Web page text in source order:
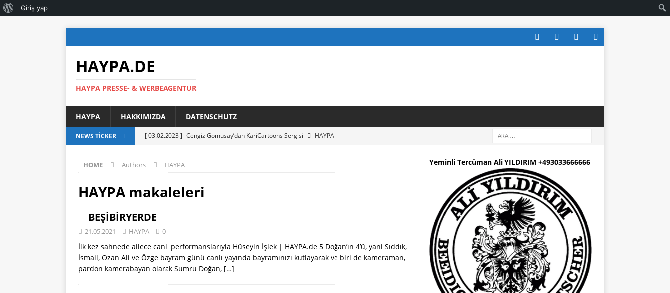
HAYPA.DE
HAYPA PRESSE- & WERBEAGENTUR
HAYPA HAKKIMIZDA DATENSCHUTZ
NEWS TICKER [ 03.02.2023 ] Cengiz Gömüsay’dan KariCartoons Sergisi
HAYPA
[ 17.09.2021 ]
MENSUPLARIYLA BİR ARAYA GELDİ
SUNARAK GÖREVE RESMEN BAŞLADI
HAYPA
HOME Authors HAYPA
HAYPAmakaleleri
BEŞİBİRYERDE
21.05.2021 HAYPA 0
İlk kez sahnede ailece canlı performanslarıyla Hüseyin İşlek | HAYPA.de 5 Doğan’ın 4’ü, yani Sıddık,
İsmail, Ozan Ali ve Özge bayram günü canlı yayında bayramınızı kutlayarak ve biri de kameraman,
pardon kamerabayan olarak Sumru Doğan, […]
Yeminli Tercüman Ali YILDIRIM +493033666666
Giriş yap